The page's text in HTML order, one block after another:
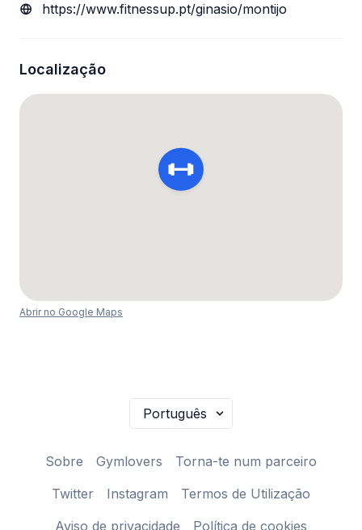
https://www.fitnessup.pt/ginasio/montijo
Localização
Abrir no Google Maps
Sobre Gymlovers
Torna-te num parceiro
Twitter
Instagram
Termos de Utilização
Aviso de privacidade
Política de cookies